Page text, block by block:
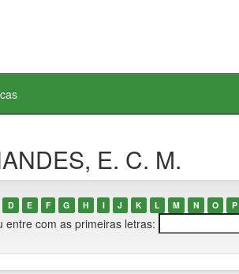
E. C. M.
D E F G H I J K L M N O P
entre com as primeiras letras: